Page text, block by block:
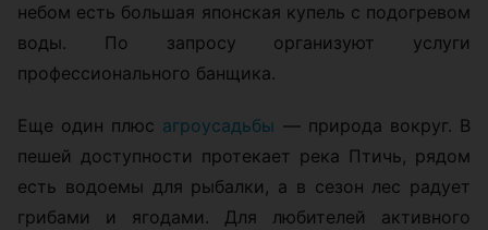
небом есть большая японская купель с подогревом
воды. По запросу организуют услуги
профессионального банщика.
Еще один плюс агроусадьбы — природа вокруг. В
пешей доступности протекает река Птичь, рядом
есть водоемы для рыбалки, а в сезон лес радует
грибами и ягодами. Для любителей активного